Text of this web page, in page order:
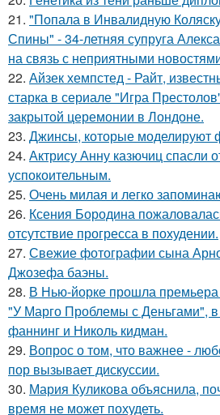
21. "Попала в Инвалидную
Спины" - 34-летняя супруга
на связь с неприятными
22. Айзек хемпстед - Райт,
старка в сериале "Игра
закрытой церемонии в Лондоне.
23. Джинсы, которые моделируют
24. Актрису Анну казючиц спасли
успокоительным.
25. Очень милая и легко
26. Ксения Бородина
отсутствие прогресса в похудении.
27. Свежие фотографии сына
Джозефа баэны.
28. В Нью-йорке прошла
"У Марго Проблемы с Деньгами", в
фаннинг и Николь кидман.
29. Вопрос о том, что важнее -
пор вызывает дискуссии.
30. Мария Куликова объяснила,
время не может похудеть.